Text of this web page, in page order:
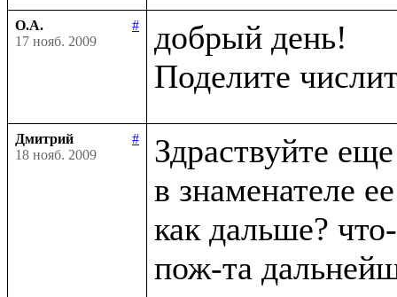
О.А.
#
17 нояб. 2009
добрый день!
Поделите
Дмитрий
#
18 нояб. 2009
Здраствуйте
в знаменателе
как дальше?